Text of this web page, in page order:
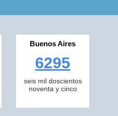
Buenos Aires
6295
seis mil doscientos
noventa y cinco